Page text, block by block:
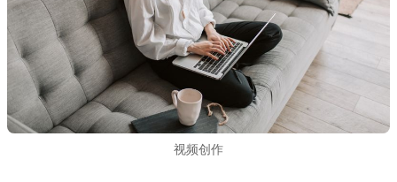
视频创作